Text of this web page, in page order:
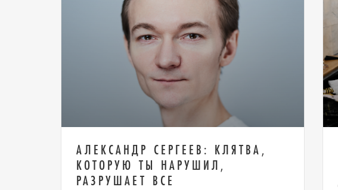
АЛЕКСАНДР СЕРГЕЕВ: КЛЯТВА,
КОТОРУЮ ТЫ НАРУШИЛ,
РАЗРУШАЕТ ВСЕ